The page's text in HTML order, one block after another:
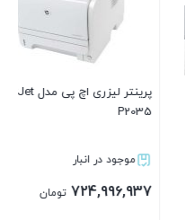
پرینتر لیزری اچ پی مدل LaserJet
موجود در انبار
724,996,937 تومان